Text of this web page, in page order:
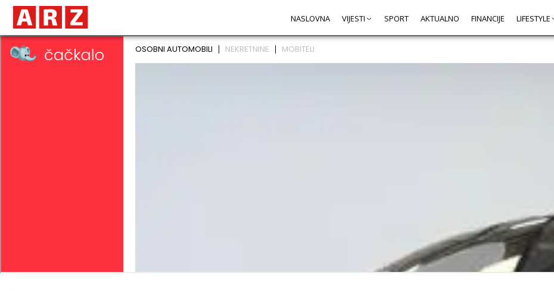
NASLOVNA VIJESTI SPORT AKTUALNO FINANCIJE LIFESTYLE